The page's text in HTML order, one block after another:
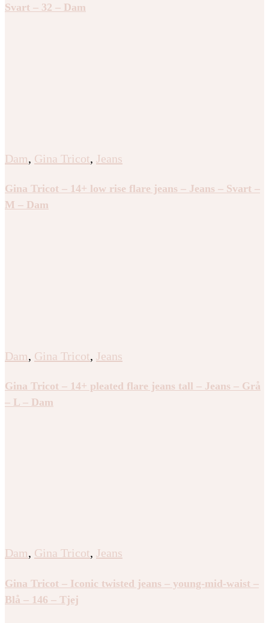
Svart – 32 – Dam
Dam, Gina Tricot, Jeans
Gina Tricot – 14+ low rise flare jeans – Jeans – Svart –
M – Dam
Dam, Gina Tricot, Jeans
Gina Tricot – 14+ pleated flare jeans tall – Jeans – Grå
– L – Dam
Dam, Gina Tricot, Jeans
Gina Tricot – Iconic twisted jeans – young-mid-waist –
Blå – 146 – Tjej